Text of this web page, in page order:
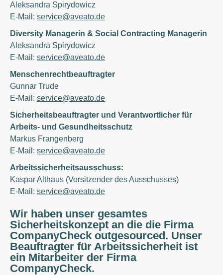
Aleksandra Spirydowicz
E-Mail: service@aveato.de
Diversity Managerin & Social Contracting Managerin
Aleksandra Spirydowicz
E-Mail: service@aveato.de
Menschenrechtbeauftragter
Gunnar Trude
E-Mail: service@aveato.de
Sicherheitsbeauftragter und Verantwortlicher für
Arbeits- und Gesundheitsschutz
Markus Frangenberg
E-Mail: service@aveato.de
Arbeitssicherheitsausschuss:
Kaspar Althaus (Vorsitzender des Ausschusses)
E-Mail: service@aveato.de
Wir haben unser gesamtes
Sicherheitskonzept an die die Firma
CompanyCheck outgesourced. Unser
Beauftragter für Arbeitssicherheit ist
ein Mitarbeiter der Firma
CompanyCheck.